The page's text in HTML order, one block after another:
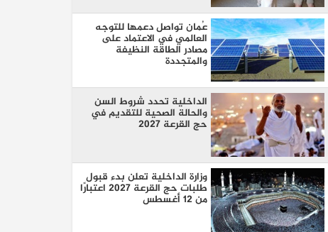
عُمان تواصل دعمها للتوجه
العالمي في الاعتماد على
مصادر الطاقة النظيفة
والمتجددة
الداخلية تحدد شروط السن
والحالة الصحية للتقديم في
حج القرعة 2027
وزارة الداخلية تعلن بدء قبول
طلبات حج القرعة 2027 اعتبارًا
من 12 أغسطس